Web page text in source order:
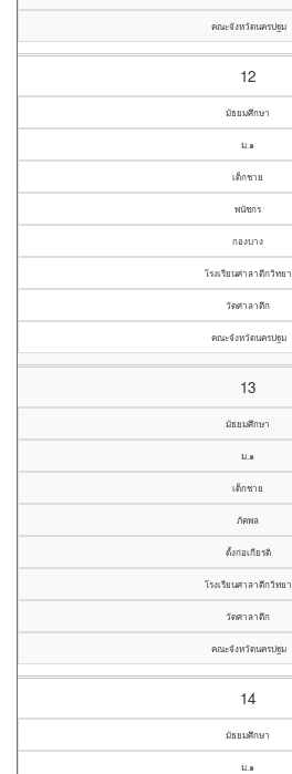
คณะจังหวัดนครปฐม
12
มัธยมศึกษา
ม.๑
เด็กชาย
พนัชกร
กองบาง
โรงเรียนศาลาตึกวิทยา
วัดศาลาตึก
คณะจังหวัดนครปฐม
13
มัธยมศึกษา
ม.๑
เด็กชาย
ภัคพล
ตั้งก่อเกียรติ
โรงเรียนศาลาตึกวิทยา
วัดศาลาตึก
คณะจังหวัดนครปฐม
14
มัธยมศึกษา
ม.๑